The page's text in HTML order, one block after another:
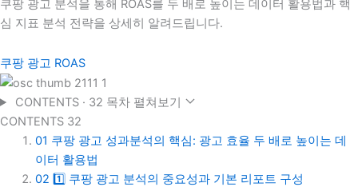
쿠팡 광고 분석을 통해 ROAS를 두 배로 높이는 데이터 활용법과 핵
심 지표 분석 전략을 상세히 알려드립니다.
쿠팡 광고 ROAS
CONTENTS · 32 목차 펼쳐보기
CONTENTS 32
01 쿠팡 광고 성과분석의 핵심: 광고 효율 두 배로 높이는 데
이터 활용법
02 1️⃣ 쿠팡 광고 분석의 중요성과 기본 리포트 구성